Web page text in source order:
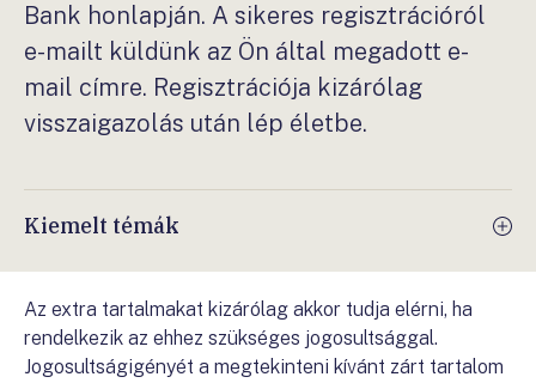
Bank honlapján. A sikeres regisztrációról
e-mailt küldünk az Ön által megadott e-
mail címre. Regisztrációja kizárólag
visszaigazolás után lép életbe.
Kiemelt témák
Az extra tartalmakat kizárólag akkor tudja elérni, ha
rendelkezik az ehhez szükséges jogosultsággal.
Jogosultságigényét a megtekinteni kívánt zárt tartalom